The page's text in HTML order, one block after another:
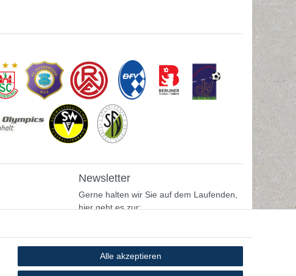
Newsletter
Gerne halten wir Sie auf dem Laufenden,
hier geht es zur:
Alle akzeptieren